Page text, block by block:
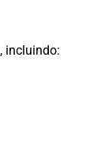
incluindo: